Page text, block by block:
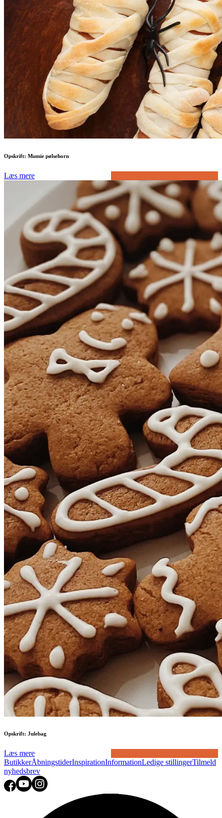
Opskrift: Mumie pølsehorn
Læs mere
Opskrift: Julebag
Læs mere
ButikkerÅbningstiderInspirationInformationLedige stillingerTilmeld
nyhedsbrev